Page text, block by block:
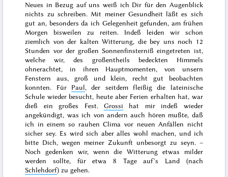
Neues in Bezug auf uns weiß ich Dir für den Augenblick
nichts zu schreiben. Mit meiner Gesundheit läßt es sich
gut an, besonders da ich Gelegenheit gefunden, am frühen
Morgen bisweilen zu reiten. Indeß leiden wir schon
ziemlich von der kalten Witterung, die bey uns noch 12
Stunden vor der großen Sonnenfinsterniß eingetreten ist,
welche wir, des großentheils bedeckten Himmels
ohnerachtet, in ihren Hauptmomenten, von unsern
Fenstern aus, groß und klein, recht gut beobachten
konnten. Für Paul, der seitdem fleißig die lateinische
Schule wieder besucht, heute aber Ferien erhalten hat, war
dieß ein großes Fest. Grossi hat mir indeß wieder
angekündigt, was ich von andern auch hören mußte, daß
ich in einem so rauhen Clima vor neuen Anfällen nicht
sicher sey. Es wird sich aber alles wohl machen, und ich
bitte Dich, wegen meiner Zukunft unbesorgt zu seyn. –
Noch gedenken wir, wenn die Witterung etwas milder
werden sollte, für etwa 8 Tage auf’s Land (nach
Schlehdorf) zu gehen.